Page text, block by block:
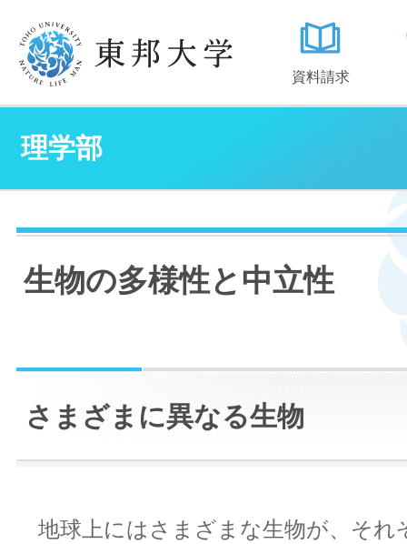
資料請求
理学部
生物の多様性と中立性
さまざまに異なる生物
地球上にはさまざまな生物が、それ